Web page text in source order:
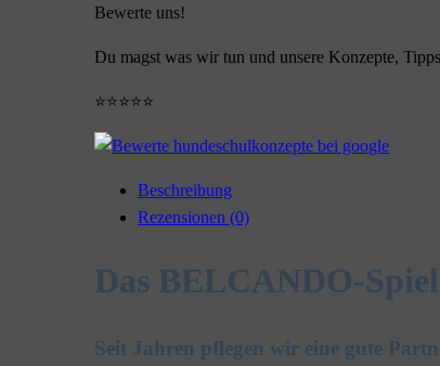
Bewerte uns!
Du magst was wir tun und unsere Konzepte,
⭐⭐⭐⭐⭐
Beschreibung
Rezensionen (0)
Das BELCANDO-
Seit Jahren pflegen wir eine gute